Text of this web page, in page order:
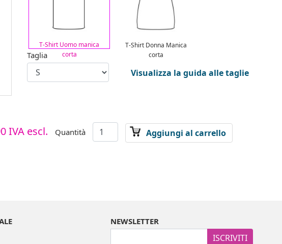
T-Shirt Uomo manica
corta
T-Shirt Donna Manica
corta
Taglia
Visualizza la guida alle taglie
IVA escl. Quantità Aggiungi al carrello
NEWSLETTER
ISCRIVITI